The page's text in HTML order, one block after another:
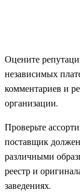
Оцените
независимых
комментариев и
организации.
Проверьте
поставщик
различными
реестр и
заведениях.